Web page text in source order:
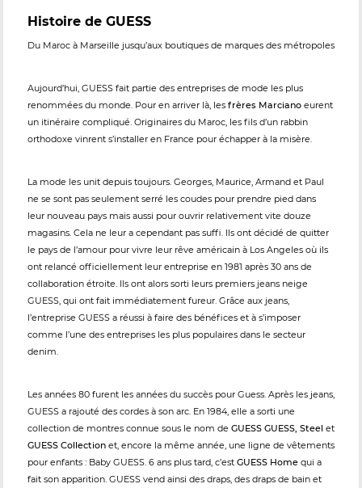
Histoire de GUESS
Du Maroc à Marseille jusqu’aux boutiques de marques des métropoles
Aujourd’hui, GUESS fait partie des entreprises de mode les plus
renommées du monde. Pour en arriver là, les frères Marciano eurent
un itinéraire compliqué. Originaires du Maroc, les fils d’un rabbin
orthodoxe vinrent s’installer en France pour échapper à la misère.
La mode les unit depuis toujours. Georges, Maurice, Armand et Paul
ne se sont pas seulement serré les coudes pour prendre pied dans
leur nouveau pays mais aussi pour ouvrir relativement vite douze
magasins. Cela ne leur a cependant pas suffi. Ils ont décidé de quitter
le pays de l’amour pour vivre leur rêve américain à Los Angeles où ils
ont relancé officiellement leur entreprise en 1981 après 30 ans de
collaboration étroite. Ils ont alors sorti leurs premiers jeans neige
GUESS, qui ont fait immédiatement fureur. Grâce aux jeans,
l’entreprise GUESS a réussi à faire des bénéfices et à s’imposer
comme l’une des entreprises les plus populaires dans le secteur
denim.
Les années 80 furent les années du succès pour Guess. Après les jeans,
GUESS a rajouté des cordes à son arc. En 1984, elle a sorti une
collection de montres connue sous le nom de GUESS GUESS, Steel et
GUESS Collection et, encore la même année, une ligne de vêtements
pour enfants : Baby GUESS. 6 ans plus tard, c’est GUESS Home qui a
fait son apparition. GUESS vend ainsi des draps, des draps de bain et